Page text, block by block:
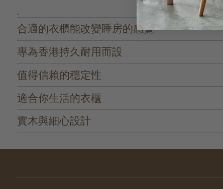
合適的衣櫃能改變睡房的感覺
專為香港持久耐用而設
值得信賴的穩定性
適合你生活的衣櫃
實木與細心設計